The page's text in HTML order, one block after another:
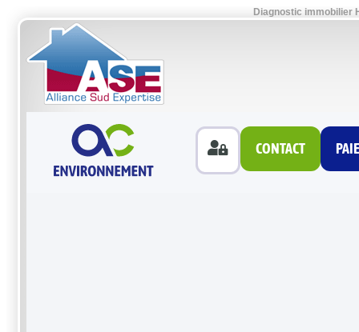
Diagnostic immobilier